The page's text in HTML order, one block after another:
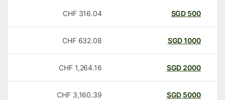
500
SGD
316.04
CHF
1000
SGD
632.08
CHF
2000
SGD
1,264.16
CHF
5000
SGD
3,160.39
CHF